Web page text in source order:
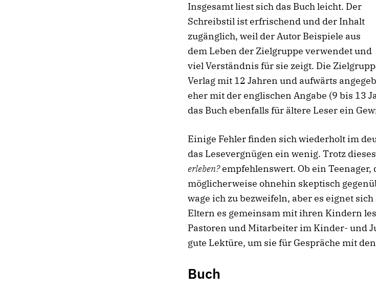
Insgesamt liest sich das Buch leicht. Der
Schreibstil ist erfrischend und der Inhalt
zugänglich, weil der Autor Beispiele aus
dem Leben der Zielgruppe verwendet und
viel Verständnis für sie zeigt. Die
Verlag mit 12 Jahren und aufwärts
eher mit der englischen Angabe (9 bis 13
das Buch ebenfalls für ältere Leser ein
Einige Fehler finden sich wiederholt im
das Lesevergnügen ein wenig. Trotz
erleben?empfehlenswert. Ob ein Teenager,
möglicherweise ohnehin skeptisch
wage ich zu bezweifeln, aber es eignet
Eltern es gemeinsam mit ihren Kindern
Pastoren und Mitarbeiter im Kinder- und
gute Lektüre, um sie für Gespräche mit
Buch